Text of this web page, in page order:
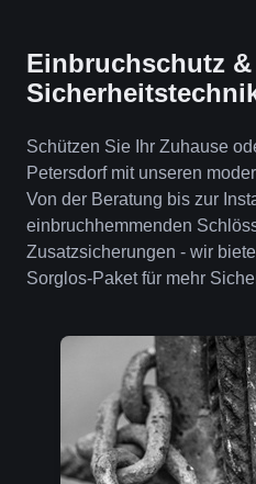
Einbruchschutz &
Schützen Sie Ihr Zuhause
Petersdorf mit unseren
Von der Beratung bis zur
einbruchhemmenden
Zusatzsicherungen - wir
Sorglos-Paket für mehr